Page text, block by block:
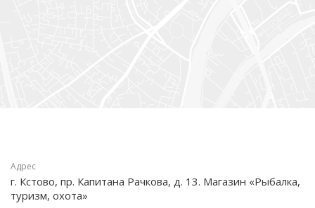
Адрес
г. Кстово, пр. Капитана Рачкова, д. 13. Магазин «Рыбалка,
туризм, охота»